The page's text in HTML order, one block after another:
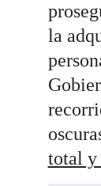
la
total y